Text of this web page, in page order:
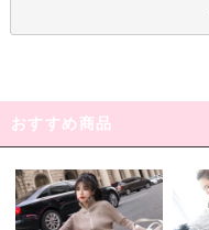
おすすめ商品